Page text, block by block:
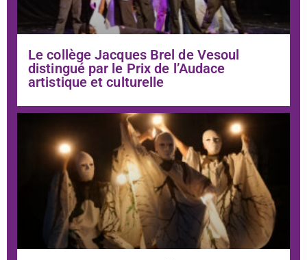
Le collège Jacques Brel de Vesoul
distingué par le Prix de l’Audace
artistique et culturelle